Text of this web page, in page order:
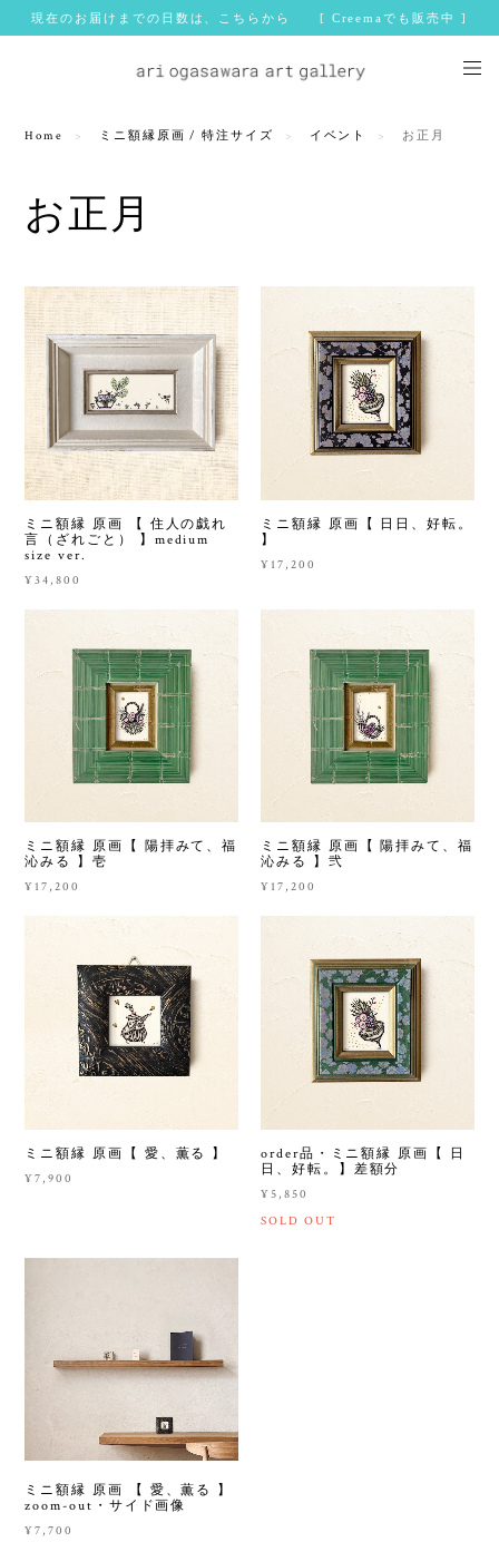
現在のお届けまでの日数は、こちらから [ Creemaでも販売中 ]
Home ミニ額縁原画 / 特注サイズ イベント お正月
お正月
ミニ額縁 原画 【 住人の戯れ
言（ざれごと） 】medium
size ver.
¥34,800
ミニ額縁 原画【 日日、好転。
】
¥17,200
ミニ額縁 原画【 陽拝みて、福
沁みる 】壱
¥17,200
ミニ額縁 原画【 陽拝みて、福
沁みる 】弐
¥17,200
ミニ額縁 原画【 愛、薫る 】
¥7,900
order品・ミニ額縁 原画【 日
日、好転。】差額分
¥5,850
SOLD OUT
ミニ額縁 原画 【 愛、薫る 】
zoom-out・サイド画像
¥7,700